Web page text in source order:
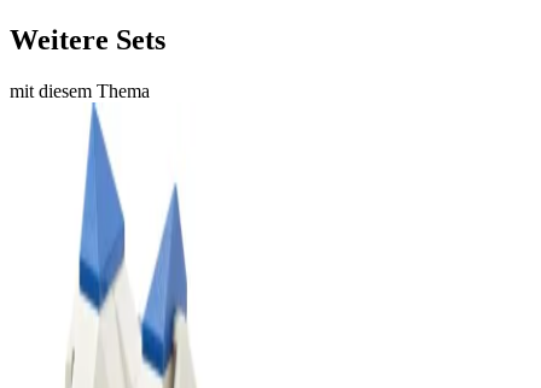
Weitere Sets
mit diesem Thema